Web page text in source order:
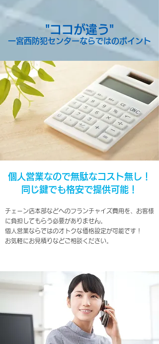
"ココが違う"
一宮西防犯センターならではのポイント
個人営業なので無駄なコスト無し！
同じ鍵でも格安で提供可能！
チェーン店本部などへのフランチャイズ費用を、お客様
に負担してもらう必要がありません。
個人営業ならではのオトクな価格設定が可能です！
​お気軽にお見積りなどご相談ください。